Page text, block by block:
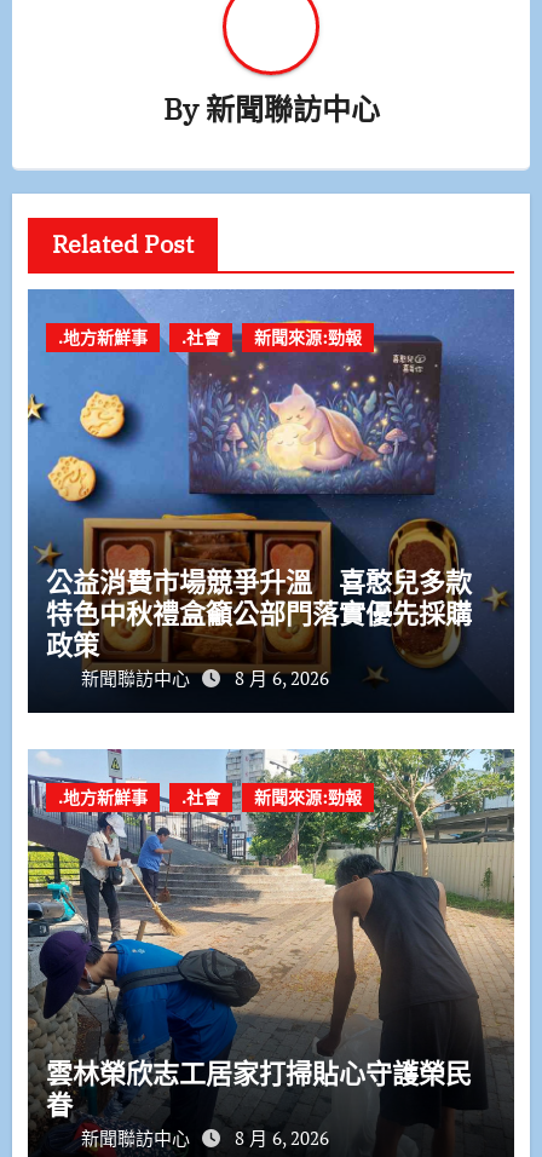
By新聞聯訪中心
Related Post
.地方新鮮事 .社會 新聞來源:勁報
公益消費市場競爭升溫 喜憨兒多款
特色中秋禮盒籲公部門落實優先採購
政策
新聞聯訪中心 8 月 6, 2026
.地方新鮮事 .社會 新聞來源:勁報
雲林榮欣志工居家打掃貼心守護榮民
眷
新聞聯訪中心 8 月 6, 2026